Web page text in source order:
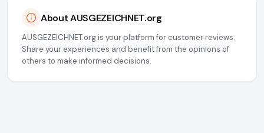
About AUSGEZEICHNET.org
AUSGEZEICHNET.org is your platform for customer reviews.
Share your experiences and benefit from the opinions of
others to make informed decisions.